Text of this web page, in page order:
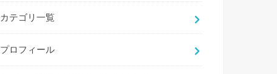
カテゴリ一覧
プロフィール